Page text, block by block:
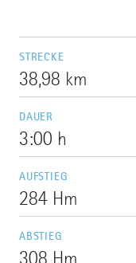
STRECKE
38,98 km
DAUER
3:00 h
AUFSTIEG
284 Hm
ABSTIEG